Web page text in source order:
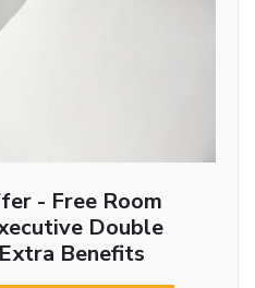
- Free Room
Double
Benefits